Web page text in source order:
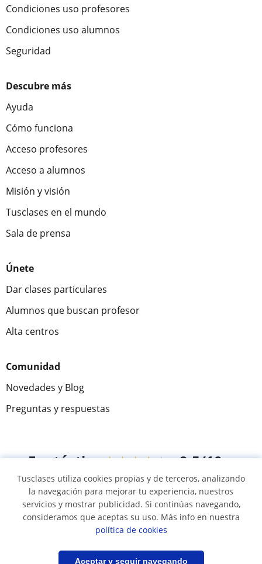
Condiciones uso profesores
Condiciones uso alumnos
Seguridad
Descubre más
Ayuda
Cómo funciona
Acceso profesores
Acceso a alumnos
Misión y visión
Tusclases en el mundo
Sala de prensa
Únete
Dar clases particulares
Alumnos que buscan profesor
Alta centros
Comunidad
Novedades y Blog
Preguntas y respuestas
Fantástica★★★★★ 9,5/10
305915 opiniones de alumnos
© 2007 - 2026 Tusclases.co
Mapa web:Profesores particulares
Tusclases utiliza cookies propias y de terceros, analizando
la navegación para mejorar tu experiencia, nuestros
servicios y mostrar publicidad. Si continúas navegando,
consideramos que aceptas su uso. Más info en nuestra
política de cookies
Aceptar y seguir navegando